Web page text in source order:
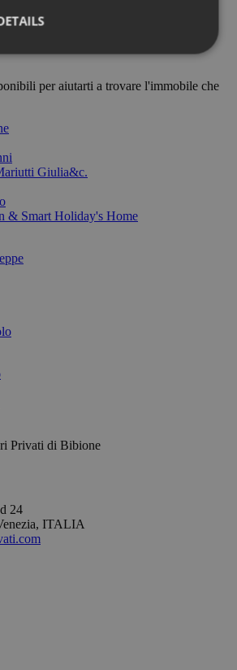
per aiutarti a trovare l'immobile che
Giulia&c.
& Smart Holiday's Home
24
ITALIA